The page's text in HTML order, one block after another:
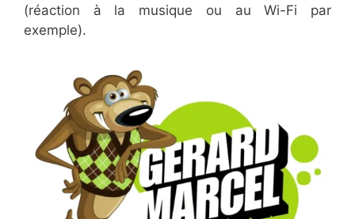
(réaction à la musique ou au Wi-Fi par
exemple).